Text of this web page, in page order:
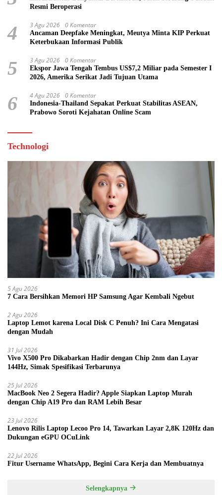
Resmi Beroperasi
4 3 Agu 2026 0 Komentar
Ancaman Deepfake Meningkat, Meutya Minta KIP Perkuat
Keterbukaan Informasi Publik
5 3 Agu 2026 0 Komentar
Ekspor Jawa Tengah Tembus US$7,2 Miliar pada Semester I
2026, Amerika Serikat Jadi Tujuan Utama
6 4 Agu 2026 0 Komentar
Indonesia-Thailand Sepakat Perkuat Stabilitas ASEAN,
Prabowo Soroti Kejahatan Online Scam
Technologi
5 Agu 2026
7 Cara Bersihkan Memori HP Samsung Agar Kembali Ngebut
2 Agu 2026
Laptop Lemot karena Local Disk C Penuh? Ini Cara Mengatasi
dengan Mudah
31 Jul 2026
Vivo X500 Pro Dikabarkan Hadir dengan Chip 2nm dan Layar
144Hz, Simak Spesifikasi Terbarunya
25 Jul 2026
MacBook Neo 2 Segera Hadir? Apple Siapkan Laptop Murah
dengan Chip A19 Pro dan RAM Lebih Besar
23 Jul 2026
Lenovo Rilis Laptop Lecoo Pro 14, Tawarkan Layar 2,8K 120Hz dan
Dukungan eGPU OCuLink
22 Jul 2026
Fitur Username WhatsApp, Begini Cara Kerja dan Membuatnya
Selengkapnya